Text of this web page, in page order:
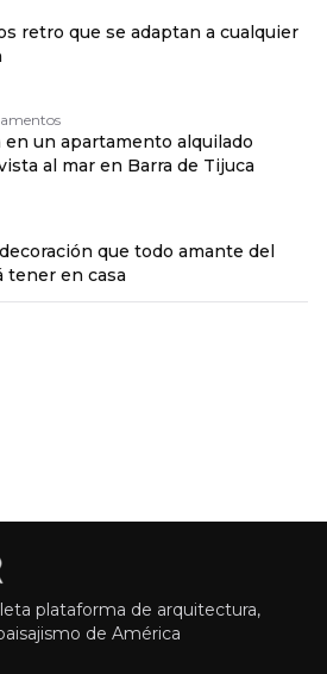
retro que se adaptan a cualquier
en un apartamento alquilado
al mar en Barra de Tijuca
que todo amante del
tener en casa
plataforma de arquitectura,
de América